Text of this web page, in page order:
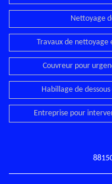
Nettoyage
Travaux de nettoyage
Couvreur pour
Habillage de
Entreprise pour